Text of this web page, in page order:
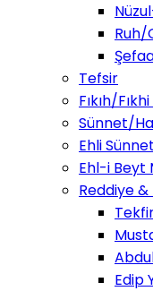
Ruh/
Tefsir
Fıkıh/
Sünnet/
Ehli
Ehl-i Beyt
Reddiye
Edip